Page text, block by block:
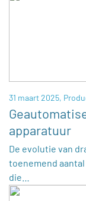
31 maart 2025,
apparatuur
De evolutie van
toenemend
die…